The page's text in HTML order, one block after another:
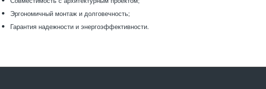
Эргономичный монтаж и долговечность;
Гарантия надежности и энергоэффективности.